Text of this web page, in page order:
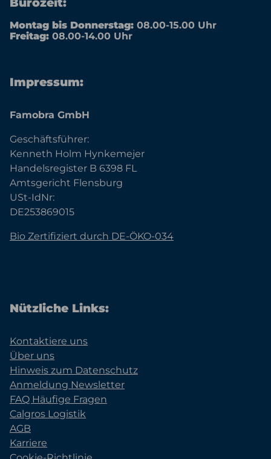
Bürozeit:
Montag bis Donnerstag: 08.00-15.00 Uhr
Freitag: 08.00-14.00 Uhr
Impressum:
Famobra GmbH
Geschäftsführer:
Kenneth Holm Hynkemejer
Handelsregister B 6398 FL
Amtsgericht Flensburg
USt-IdNr:
DE253869015
Bio Zertifiziert durch DE-ÖKO-034
Nützliche Links:
Kontaktiere uns
Über uns
Hinweis zum Datenschutz
Anmeldung Newsletter
FAQ Häufige Fragen
Calgros Logistik
AGB
Karriere